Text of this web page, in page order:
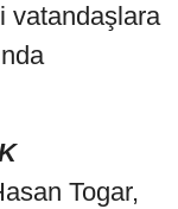
vatandaşlara
Togar,